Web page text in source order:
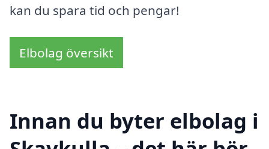
kan du spara tid och pengar!
Elbolag översikt
Innan du byter elbolag i